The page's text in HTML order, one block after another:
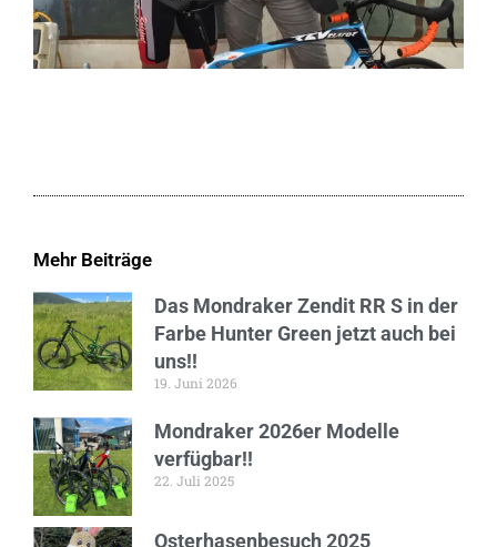
Mehr Beiträge
Das Mondraker Zendit RR S in der
Farbe Hunter Green jetzt auch bei
uns!!
19. Juni 2026
Mondraker 2026er Modelle
verfügbar!!
22. Juli 2025
Osterhasenbesuch 2025